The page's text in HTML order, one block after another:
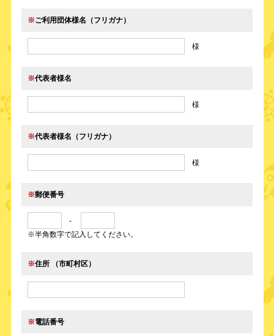
※ご利用団体様名（フリガナ）
様
※代表者様名
様
※代表者様名（フリガナ）
様
※郵便番号
-
※半角数字で記入してください。
※住所 （市町村区）
※電話番号